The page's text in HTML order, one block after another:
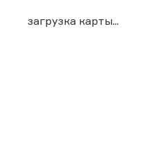
загрузка карты...